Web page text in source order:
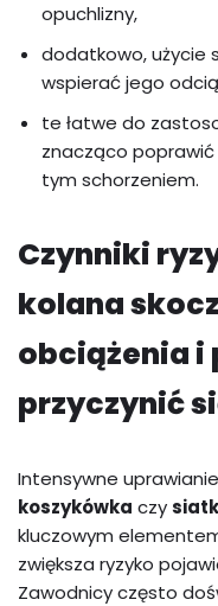
opuchlizny,
dodatkowo, użycie
wspierać jego
te łatwe do
znacząco
tym schorzeniem.
Czynniki
kolana
obciążenia i
przyczynić
Intensywne
koszykówka czy
kluczowym
zwiększa ryzyko
Zawodnicy często